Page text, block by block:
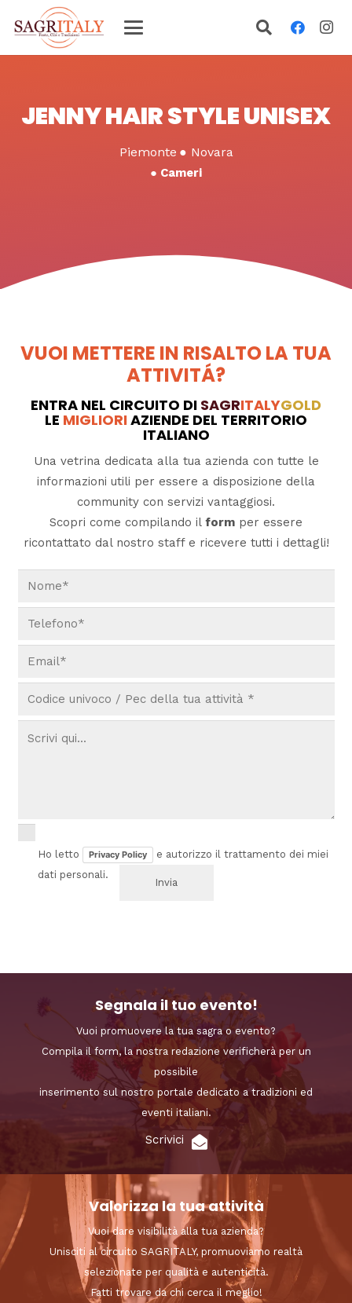
JENNY HAIR STYLE UNISEX
Piemonte ● Novara
● Cameri
VUOI METTERE IN RISALTO LA TUA
ATTIVITÁ?
ENTRA NEL CIRCUITO DI SAGRITALYGOLD
LE MIGLIORIAZIENDE DEL TERRITORIO
ITALIANO
Una vetrina dedicata alla tua azienda con tutte le
informazioni utili per essere a disposizione della
community con servizi vantaggiosi.
Scopri come compilando il form per essere
ricontattato dal nostro staff e ricevere tutti i dettagli!
Ho letto Privacy Policy
e autorizzo il trattamento dei miei
dati personali.
Segnala il tuo evento!
Vuoi promuovere la tua sagra o evento?
Compila il form, la nostra redazione verificherà per un
possibile
inserimento sul nostro portale dedicato a tradizioni ed
eventi italiani.
Scrivici
Valorizza la tua attività
Vuoi dare visibilità alla tua azienda?
Unisciti al circuito SAGRITALY, promuoviamo realtà
selezionate per qualità e autenticità.
Fatti trovare da chi cerca il meglio!